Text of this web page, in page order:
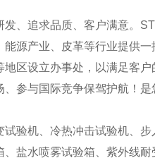
、追求品质、客户满意。
源产业、皮革等行业提供
区设立办事处，以满足客
参与国际竞争保驾护航！
验机、冷热冲击试验机、
盐水喷雾试验箱、紫外线